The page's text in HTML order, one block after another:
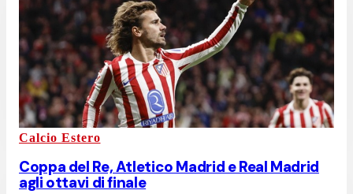
Calcio Estero
Coppa del Re, Atletico Madrid e Real Madrid
agli ottavi di finale